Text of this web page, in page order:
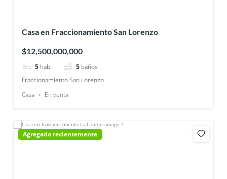
Casa en Fraccionamiento San Lorenzo
$12,500,000,000
5 hab 5 baños
Fraccionamiento San Lorenzo
Casa
En venta
Agregado recientemente